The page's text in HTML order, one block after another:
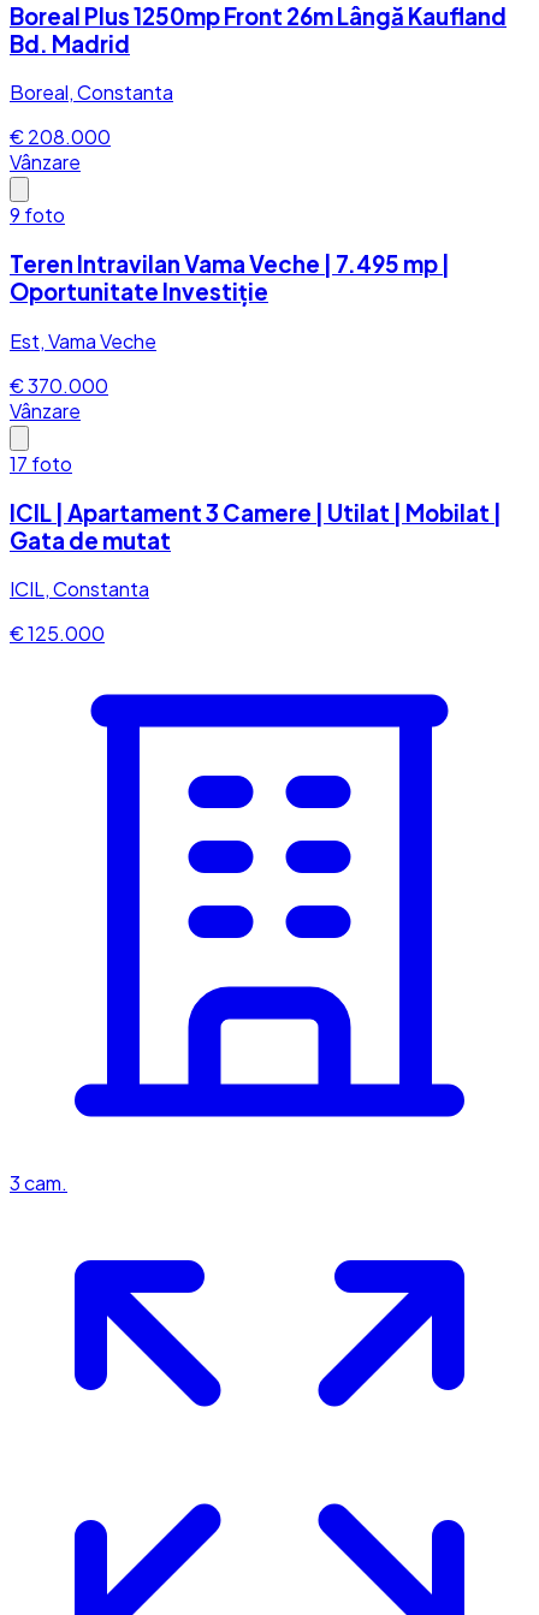
Boreal Plus 1250mp Front 26m Lângă Kaufland
Bd. Madrid
Boreal, Constanta
€ 208.000
Vânzare
9 foto
Teren Intravilan Vama Veche | 7.495 mp |
Oportunitate Investiție
Est, Vama Veche
€ 370.000
Vânzare
17 foto
ICIL | Apartament 3 Camere | Utilat | Mobilat |
Gata de mutat
ICIL, Constanta
€ 125.000
3cam.